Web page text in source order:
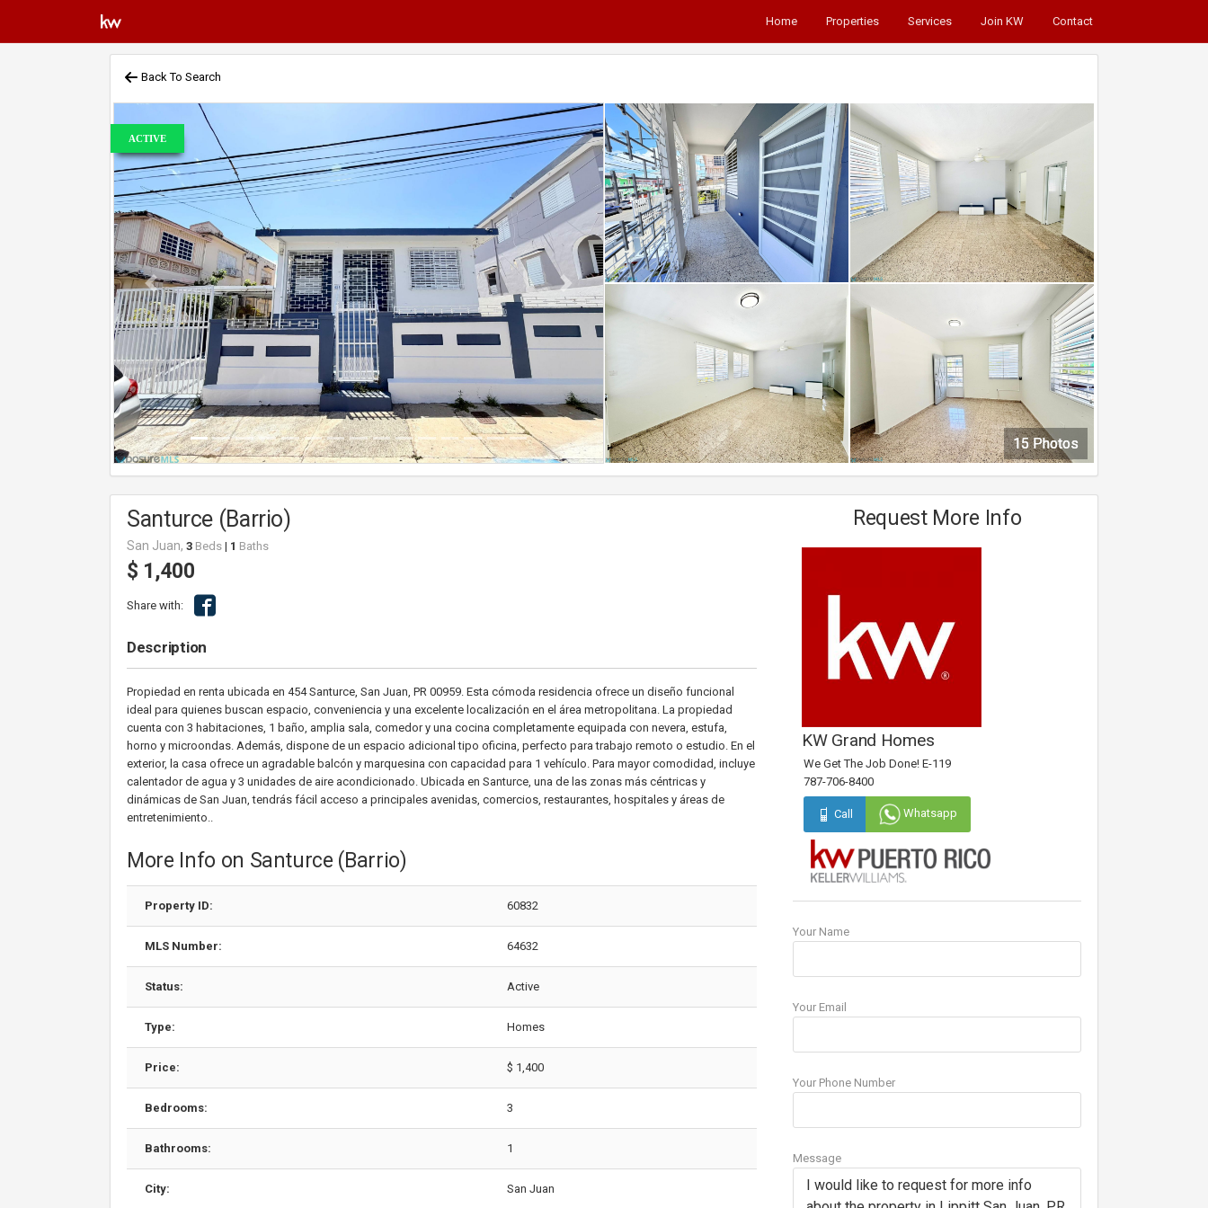
Home Properties Services Join KW Contact
Back To Search
ACTIVE
Previous Next
15 Photos
15 Photos
15 Photos
15 Photos
Santurce (Barrio)
San Juan, 3 Beds | 1 Baths
$ 1,400
Share with:
Description
Propiedad en renta ubicada en 454 Santurce, San Juan, PR 00959. Esta cómoda residencia ofrece un diseño funcional
ideal para quienes buscan espacio, conveniencia y una excelente localización en el área metropolitana. La propiedad
cuenta con 3 habitaciones, 1 baño, amplia sala, comedor y una cocina completamente equipada con nevera, estufa,
horno y microondas. Además, dispone de un espacio adicional tipo oficina, perfecto para trabajo remoto o estudio. En el
exterior, la casa ofrece un agradable balcón y marquesina con capacidad para 1 vehículo. Para mayor comodidad, incluye
calentador de agua y 3 unidades de aire acondicionado. Ubicada en Santurce, una de las zonas más céntricas y
dinámicas de San Juan, tendrás fácil acceso a principales avenidas, comercios, restaurantes, hospitales y áreas de
entretenimiento..
More Info on Santurce (Barrio)
Property ID: 60832
MLS Number: 64632
Status: Active
Type: Homes
Price: $ 1,400
Bedrooms: 3
Bathrooms: 1
City: San Juan
Request More Info
KW Grand Homes
We Get The Job Done! E-119
787-706-8400
Call Whatsapp
Your Name
Your Email
Your Phone Number
Message